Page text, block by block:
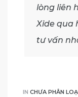
lòng liên
Xide qua
tư vấn
IN CHƯA PHÂN